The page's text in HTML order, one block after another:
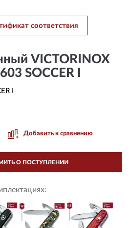
соответствия
VICTORINOX
SOCCER I
I
Добавить к сравнению
О ПОСТУПЛЕНИИ